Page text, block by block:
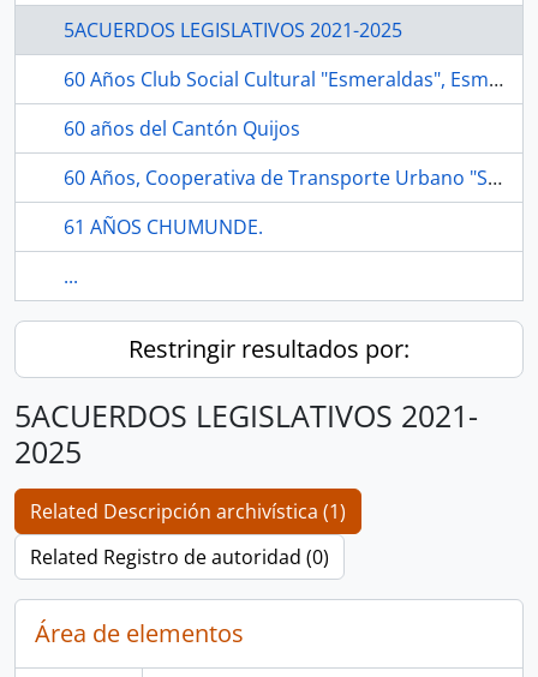
5ACUERDOS LEGISLATIVOS 2021-2025
60 Años Club Social Cultural "Esmeraldas", Esmeraldas.
60 años del Cantón Quijos
60 Años, Cooperativa de Transporte Urbano "San Miguel de Ibarra", Ibarra.
61 AÑOS CHUMUNDE.
...
Restringir resultados por:
5ACUERDOS LEGISLATIVOS 2021-
2025
Related Descripción archivística (1)
Related Registro de autoridad (0)
Área de elementos